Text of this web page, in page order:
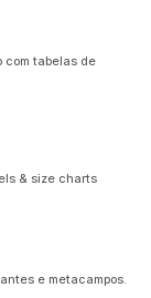
com tabelas de
& size charts
e metacampos.